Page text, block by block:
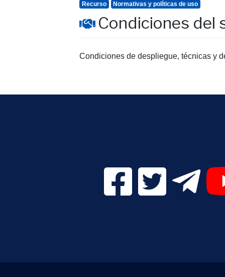
Recurso Normativas y políticas de uso
Condiciones del
Condiciones de despliegue, técnicas y
Facebook Digital UVa (se
Twitter Digital